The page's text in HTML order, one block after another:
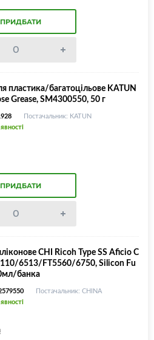
ПРИДБАТИ
пластика/багатоцільове KATUN
Grease, SM4300550, 50 г
Постачальник: KATUN
ПРИДБАТИ
CHI Ricoh Type SS Aficio C
6513/FT5560/6750, Silicon Fu
банка
Постачальник: CHINA